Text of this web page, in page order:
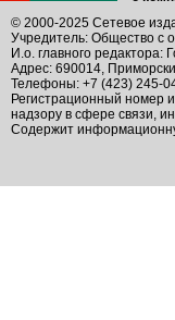
© 2000-2025 Сетевое
Учредитель: Общество с
И.о. главного редактора:
Адрес: 690014,
Телефоны: +7 (423) 245-
Регистрационный номер
надзору в сфере связи,
Содержит